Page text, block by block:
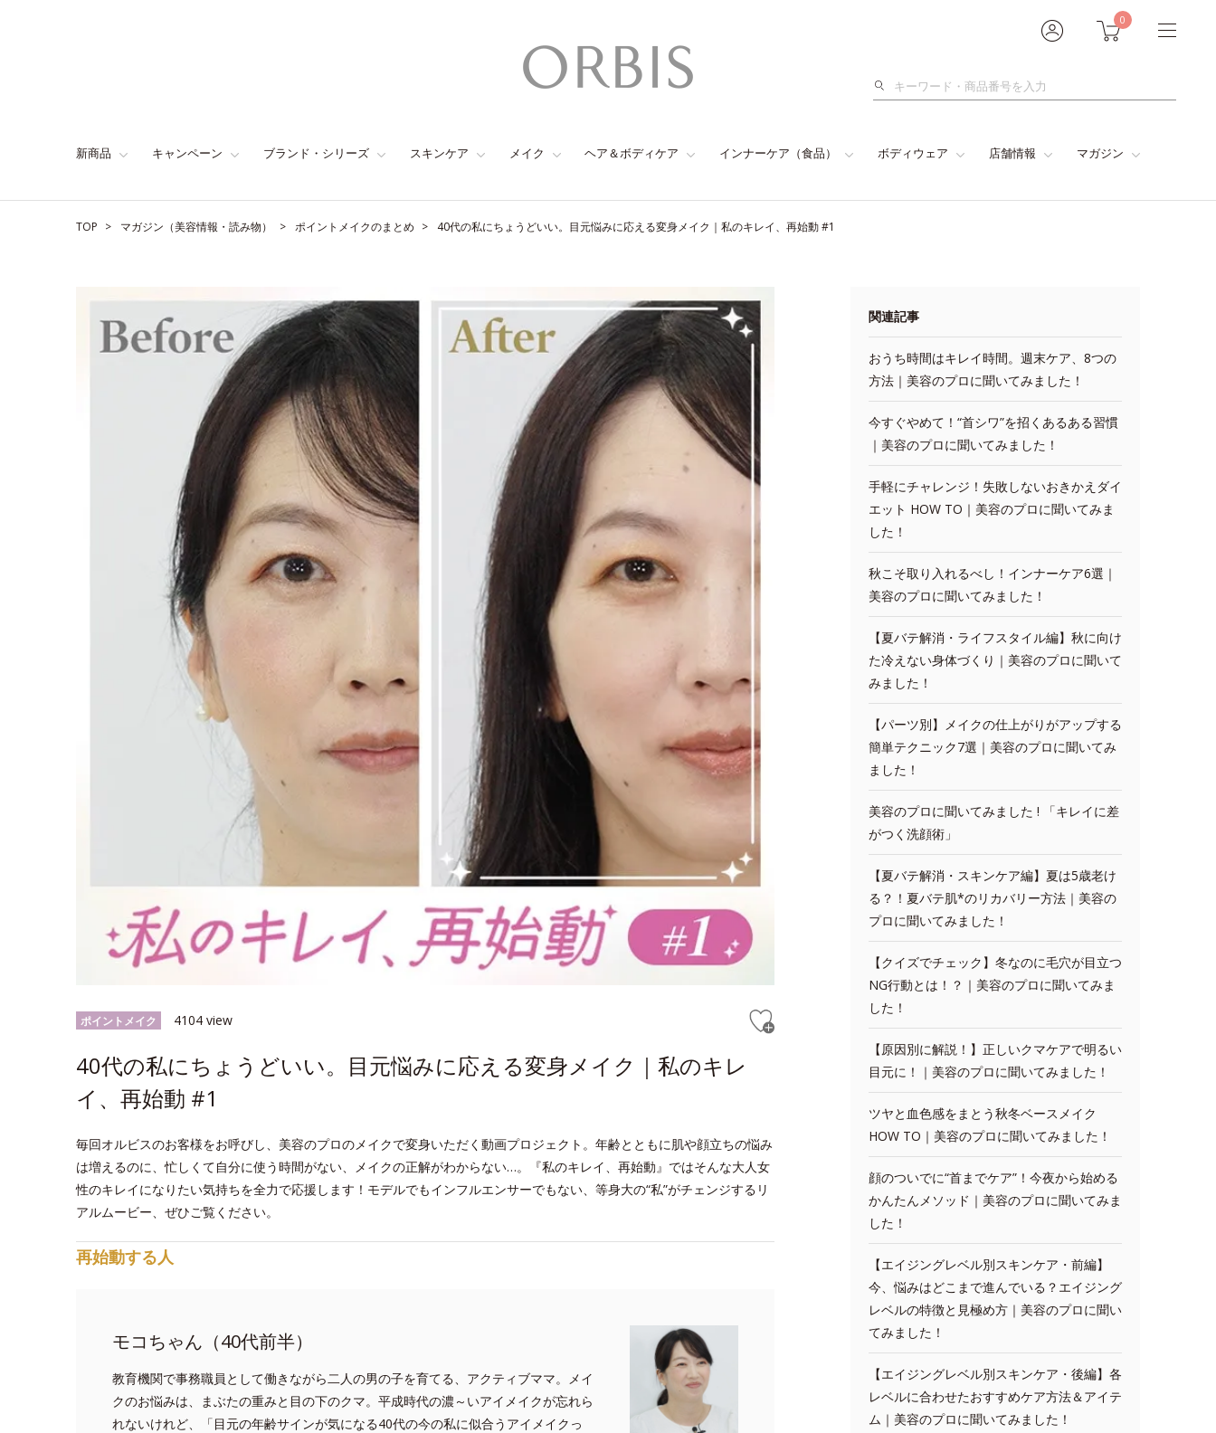
0
検
新商品 キャンペーン ブランド・シリーズ スキンケア メイク ヘア＆ボディケア インナーケア（食品） ボディウェア 店舗情報 マガジン
TOP マガジン（美容情報・読み物） ポイントメイクのまとめ 40代の私にちょうどいい。目元悩みに応える変身メイク｜私のキレイ、再始動 #1
ポイントメイク 4104 view
40代の私にちょうどいい。目元悩みに応える変身メイク｜私のキレ
イ、再始動 #1
毎回オルビスのお客様をお呼びし、美容のプロのメイクで変身いただく動画プロジェクト。年齢とともに肌や顔立ちの悩み
は増えるのに、忙しくて自分に使う時間がない、メイクの正解がわからない…。『私のキレイ、再始動』ではそんな大人女
性のキレイになりたい気持ちを全力で応援します！モデルでもインフルエンサーでもない、等身大の“私”がチェンジするリ
アルムービー、ぜひご覧ください。
再始動する人
モコちゃん（40代前半）
教育機関で事務職員として働きながら二人の男の子を育てる、アクティブママ。メイ
クのお悩みは、まぶたの重みと目の下のクマ。平成時代の濃～いアイメイクが忘れら
れないけれど、「目元の年齢サインが気になる40代の今の私に似合うアイメイクっ
関連記事
おうち時間はキレイ時間。週末ケア、8つの
方法｜美容のプロに聞いてみました！
今すぐやめて！“首シワ”を招くあるある習慣
｜美容のプロに聞いてみました！
手軽にチャレンジ！失敗しないおきかえダイ
エット HOW TO｜美容のプロに聞いてみま
した！
秋こそ取り入れるべし！インナーケア6選｜
美容のプロに聞いてみました！
【夏バテ解消・ライフスタイル編】秋に向け
た冷えない身体づくり｜美容のプロに聞いて
みました！
【パーツ別】メイクの仕上がりがアップする
簡単テクニック7選｜美容のプロに聞いてみ
ました！
美容のプロに聞いてみました ! 「キレイに差
がつく洗顔術」
【夏バテ解消・スキンケア編】夏は5歳老け
る？！夏バテ肌*のリカバリー方法｜美容の
プロに聞いてみました！
【クイズでチェック】冬なのに毛穴が目立つ
NG行動とは！？｜美容のプロに聞いてみま
した！
【原因別に解説！】正しいクマケアで明るい
目元に！｜美容のプロに聞いてみました！
ツヤと血色感をまとう秋冬ベースメイク
HOW TO｜美容のプロに聞いてみました！
顔のついでに“首までケア”！今夜から始める
かんたんメソッド｜美容のプロに聞いてみま
した！
【エイジングレベル別スキンケア・前編】
今、悩みはどこまで進んでいる？エイジング
レベルの特徴と見極め方｜美容のプロに聞い
てみました！
【エイジングレベル別スキンケア・後編】各
レベルに合わせたおすすめケア方法＆アイテ
ム｜美容のプロに聞いてみました！